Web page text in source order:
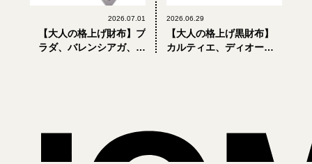
2026.07.01
【大人の格上げ財布】プ
ラダ、バレンシアガ、コ
2026.06.29
【大人の格上げ黒財布】
カルティエ、ディオー